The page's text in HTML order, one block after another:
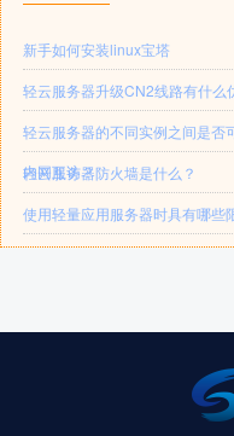
新手如何安装linux宝塔
轻云服务器升级CN2线路有什么
轻云服务器的不同实例之间是否
内网互访？
轻云服务器防火墙是什么？
使用轻量应用服务器时具有哪些